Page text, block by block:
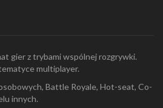
gier z trybami wspólnej rozgrywki.
multiplayer.
Battle Royale, Hot-seat, Co-
innych.